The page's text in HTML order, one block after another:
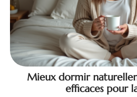
Mieux dormir
efficaces pour